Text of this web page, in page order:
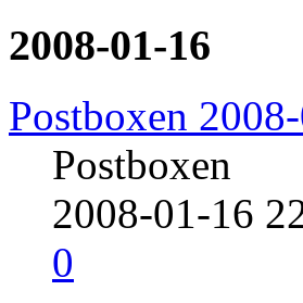
2008-01-16
Postboxen
Postboxen
2008-01-16
0